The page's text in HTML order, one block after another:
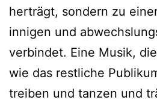
herträgt, sondern zu
innigen und
verbindet. Eine Musik,
wie das restliche
treiben und tanzen und